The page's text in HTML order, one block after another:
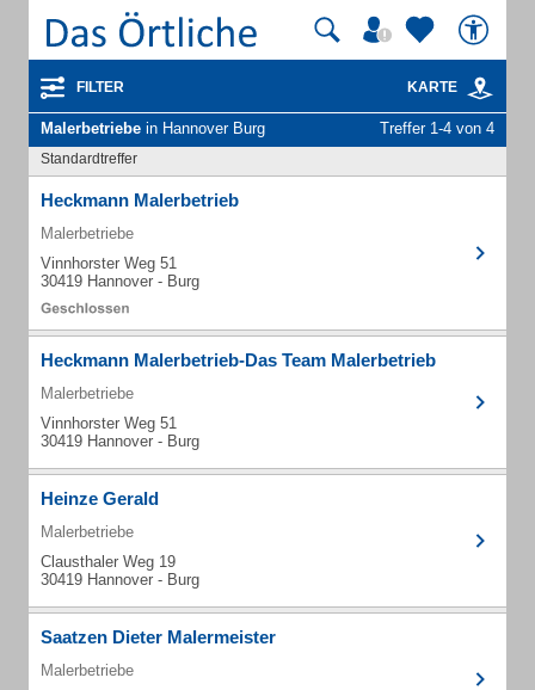
FILTER KARTE
Malerbetriebe in Hannover Burg Treffer 1-4 von 4
Standardtreffer
Heckmann Malerbetrieb
Malerbetriebe
Vinnhorster Weg 51
30419 Hannover - Burg
Heckmann Malerbetrieb-Das Team Malerbetrieb
Malerbetriebe
Vinnhorster Weg 51
30419 Hannover - Burg
Heinze Gerald
Malerbetriebe
Clausthaler Weg 19
30419 Hannover - Burg
Saatzen Dieter Malermeister
Malerbetriebe